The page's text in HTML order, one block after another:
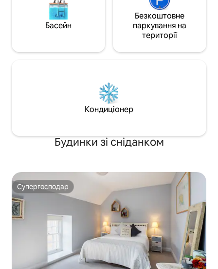
Басейн
Безкоштовне
паркування на
території
Кондиціонер
Будинки зі сніданком
Супергосподар
Супергосподар